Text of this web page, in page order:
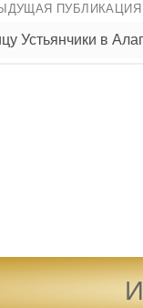
ПУБЛИКАЦИЯ
Устьянчики в